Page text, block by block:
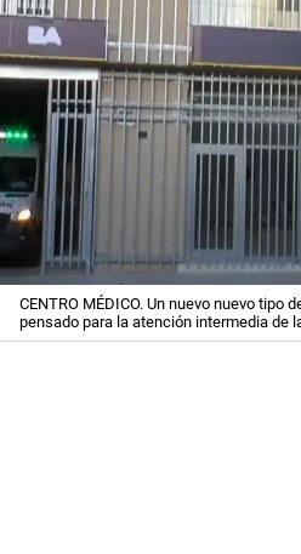
CENTRO MÉDICO. Un nuevo nuevo tipo
pensado para la atención intermedia de